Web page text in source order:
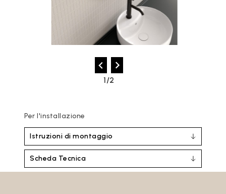
2/2
Per l'installazione
Istruzioni di montaggio
Scheda Tecnica